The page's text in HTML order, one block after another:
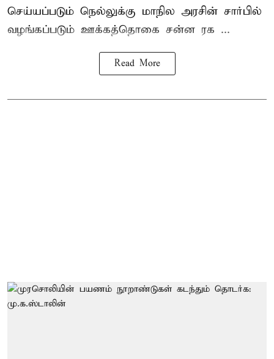
செய்யப்படும் நெல்லுக்கு மாநில அரசின் சார்பில்
வழங்கப்படும் ஊக்கத்தொகை சன்ன ரக ...
Read More